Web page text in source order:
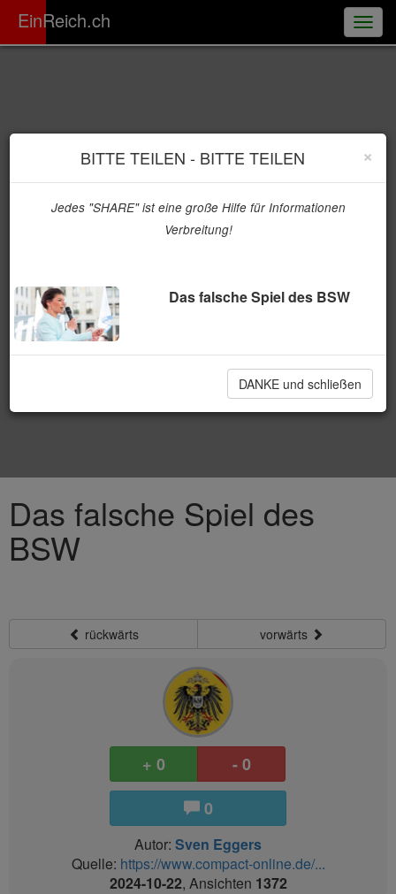
EinReich.ch
ER
Das falsche Spiel des
BSW
rückwärts vorwärts
+ 0
- 0
0
Autor: Sven Eggers
Quelle: https://www.compact-online.de/...
2024-10-22, Ansichten 1372
×
BITTE TEILEN - BITTE TEILEN
Jedes "SHARE" ist eine große Hilfe für Informationen
Verbreitung!
Das falsche Spiel des BSW
DANKE und schließen